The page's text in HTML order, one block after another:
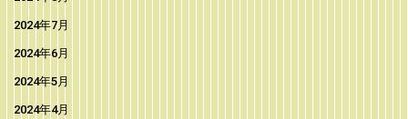
2024年7月
2024年6月
2024年5月
2024年4月